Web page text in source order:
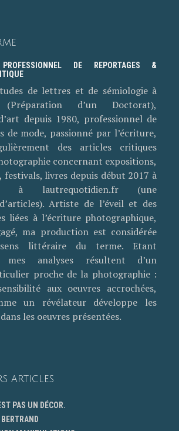
PROFESSIONNEL DE REPORTAGES &
de lettres et de sémiologie à
d’un Doctorat),
depuis 1980, professionnel de
de mode, passionné par l’écriture,
des articles critiques
concernant expositions,
festivals, livres depuis début 2017 à
à lautrequotidien.fr (une
Artiste de l’éveil et des
liées à l’écriture photographique,
ma production est considérée
littéraire du terme. Etant
mes analyses résultent d’un
proche de la photographie :
aux oeuvres accrochées,
un révélateur développe les
les oeuvres présentées.
ARTICLES
PAS UN DÉCOR.